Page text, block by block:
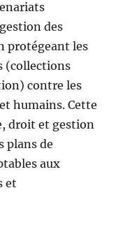
des
protégeant les
(collections
contre les
humains. Cette
droit et gestion
plans de
aux
et